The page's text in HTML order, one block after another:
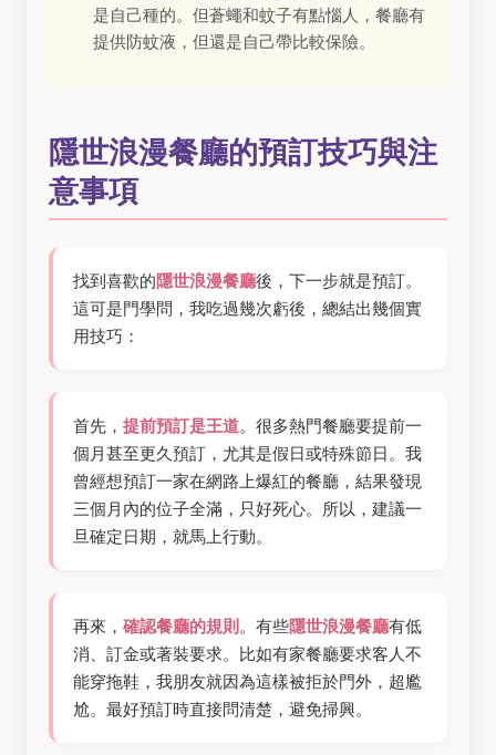
是自己種的。但蒼蠅和蚊子有點惱人，餐廳有
提供防蚊液，但還是自己帶比較保險。
隱世浪漫餐廳的預訂技巧與注
意事項
找到喜歡的隱世浪漫餐廳後，下一步就是預訂。
這可是門學問，我吃過幾次虧後，總結出幾個實
用技巧：
首先， 提前預訂是王道。很多熱門餐廳要提前一
個月甚至更久預訂，尤其是假日或特殊節日。我
曾經想預訂一家在網路上爆紅的餐廳，結果發現
三個月內的位子全滿，只好死心。所以，建議一
旦確定日期，就馬上行動。
再來， 確認餐廳的規則。有些隱世浪漫餐廳有低
消、訂金或著裝要求。比如有家餐廳要求客人不
能穿拖鞋，我朋友就因為這樣被拒於門外，超尷
尬。最好預訂時直接問清楚，避免掃興。